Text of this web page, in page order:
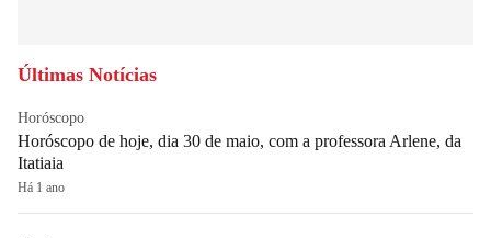
Últimas Notícias
Horóscopo
Horóscopo de hoje, dia 30 de maio, com a professora Arlene, da
Itatiaia
Há 1 ano